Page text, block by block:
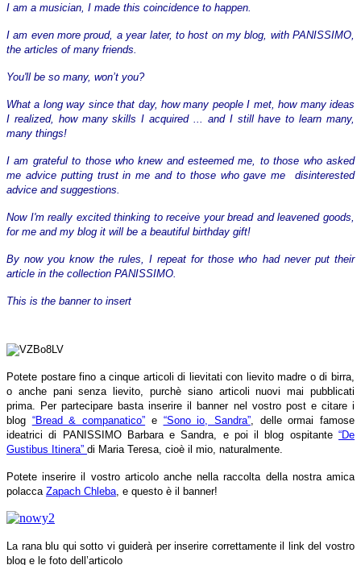
I am a musician, I made this coincidence to happen.
I am even more proud, a year later, to host on my blog, with PANISSIMO,
the articles of many friends.
You'll be so many, won’t you?
What a long way since that day, how many people I met, how many ideas
I realized, how many skills I acquired ... and I still have to learn many,
many things!
I am grateful to those who knew and esteemed me, to those who asked
me advice putting trust in me and to those who gave me disinterested
advice and suggestions.
Now I'm really excited thinking to receive your bread and leavened goods,
for me and my blog it will be a beautiful birthday gift!
By now you know the rules, I repeat for those who had never put their
article in the collection PANISSIMO.
This is the banner to insert
Potete postare fino a cinque articoli di lievitati con lievito madre o di birra,
o anche pani senza lievito, purchè siano articoli nuovi mai pubblicati
prima. Per partecipare basta inserire il banner nel vostro post e citare i
blog “Bread & companatico” e “Sono io, Sandra”, delle ormai famose
ideatrici di PANISSIMO Barbara e Sandra, e poi il blog ospitante “De
Gustibus Itinera” di Maria Teresa, cioè il mio, naturalmente.
Potete inserire il vostro articolo anche nella raccolta della nostra amica
polacca Zapach Chleba , e questo è il banner!
La rana blu qui sotto vi guiderà per inserire correttamente il link del vostro
blog e le foto dell’articolo